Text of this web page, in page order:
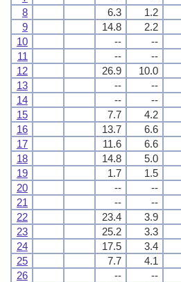
8
6.3 1.2
9
14.8 2.2
10
-- --
11
-- --
12
26.9 10.0
13
-- --
14
-- --
15
7.7 4.2
16
13.7 6.6
17
11.6 6.6
18
14.8 5.0
19
1.7 1.5
20
-- --
21
-- --
22
23.4 3.9
23
25.2 3.3
24
17.5 3.4
25
7.7 4.1
26
-- --